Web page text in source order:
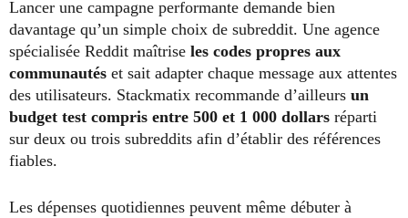
Lancer une campagne performante demande bien
davantage qu’un simple choix de subreddit. Une agence
spécialisée Reddit maîtrise les codes propres aux
communautés et sait adapter chaque message aux attentes
des utilisateurs. Stackmatix recommande d’ailleurs un
budget test compris entre 500 et 1 000 dollars réparti
sur deux ou trois subreddits afin d’établir des références
fiables.
Les dépenses quotidiennes peuvent même débuter à